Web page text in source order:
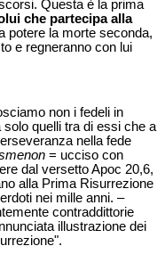
Questa è la prima
che partecipa alla
potere la morte seconda,
e regneranno con lui
non i fedeli in
quelli tra di essi che a
nella fede
= ucciso con
dal versetto Apoc 20,6,
alla Prima Risurrezione
nei mille anni. –
contraddittorie
illustrazione dei